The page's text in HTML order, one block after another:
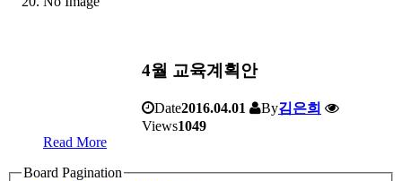
4월 교육계획안
Date2016.04.01 By김은희
Views1049
Read More
Board Pagination